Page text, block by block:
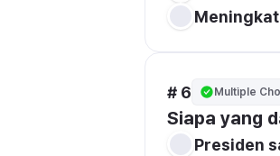
# 6 Multiple
Siapa yang
Presiden